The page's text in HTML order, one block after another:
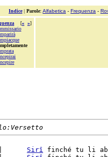
Indice| Parole: Alfabetica - Frequenza -
[« »]
Sirî finché tu li